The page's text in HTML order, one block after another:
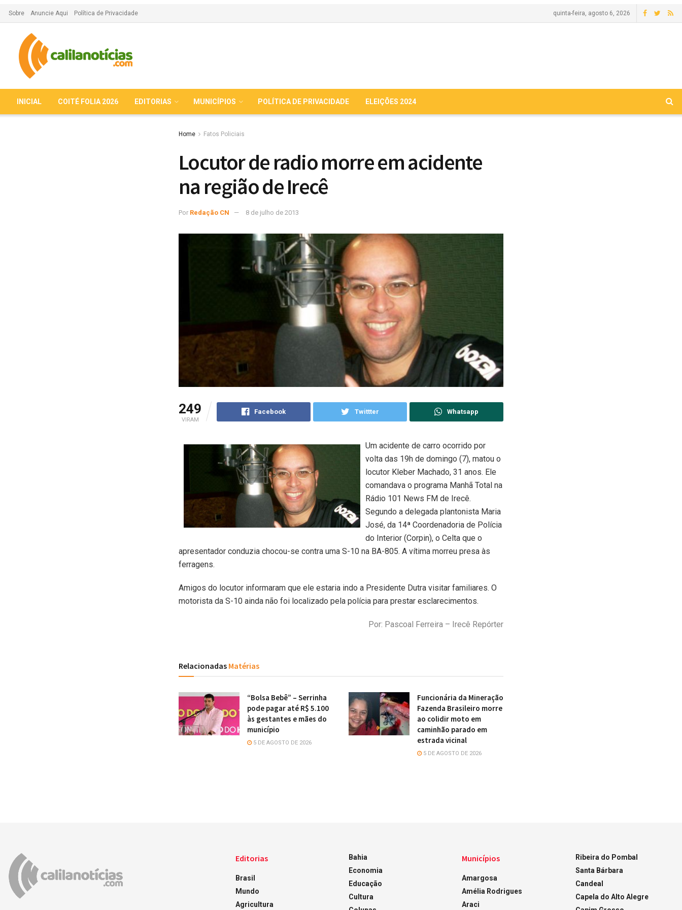
Sobre Anuncie Aqui Política de Privacidade quinta-feira, agosto 6, 2026
INICIAL COITÉ FOLIA 2026 EDITORIAS MUNICÍPIOS POLÍTICA DE PRIVACIDADE ELEIÇÕES 2024
Home Fatos Policiais
Locutor de radio morre em acidente
na região de Irecê
Por Redação CN 8 de julho de 2013
249
VIRAM
Facebook Twittter Whatsapp
Um acidente de carro ocorrido por
volta das 19h de domingo (7), matou o
locutor Kleber Machado, 31 anos. Ele
comandava o programa Manhã Total na
Rádio 101 News FM de Irecê.
Segundo a delegada plantonista Maria
José, da 14ª Coordenadoria de Polícia
do Interior (Corpin), o Celta que o
apresentador conduzia chocou-se contra uma S-10 na BA-805. A vítima morreu presa às
ferragens.
Amigos do locutor informaram que ele estaria indo a Presidente Dutra visitar familiares. O
motorista da S-10 ainda não foi localizado pela polícia para prestar esclarecimentos.
Por: Pascoal Ferreira – Irecê Repórter
Relacionadas Matérias
“Bolsa Bebê” – Serrinha
pode pagar até R$ 5.100
às gestantes e mães do
município
5 DE AGOSTO DE 2026
Funcionária da Mineração
Fazenda Brasileiro morre
ao colidir moto em
caminhão parado em
estrada vicinal
5 DE AGOSTO DE 2026
Editorias
Brasil
Mundo
Agricultura
Bahia
Economia
Educação
Cultura
Municípios
Amargosa
Amélia Rodrigues
Araci
Ribeira do Pombal
Santa Bárbara
Candeal
Capela do Alto Alegre